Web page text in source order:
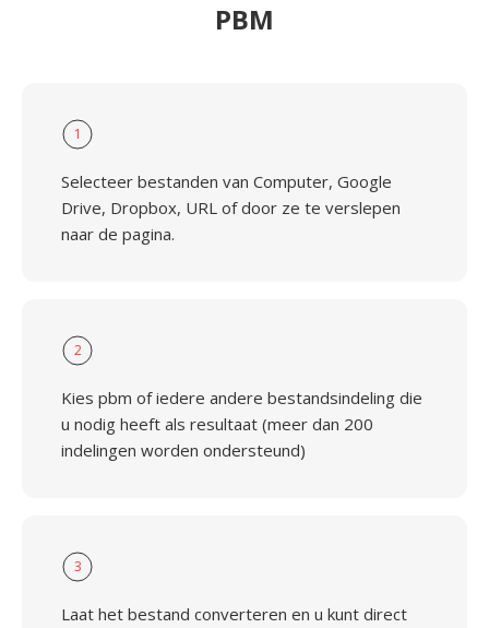
PBM
1
Selecteer bestanden van Computer, Google
Drive, Dropbox, URL of door ze te verslepen
naar de pagina.
2
Kies pbm of iedere andere bestandsindeling die
u nodig heeft als resultaat (meer dan 200
indelingen worden ondersteund)
3
Laat het bestand converteren en u kunt direct